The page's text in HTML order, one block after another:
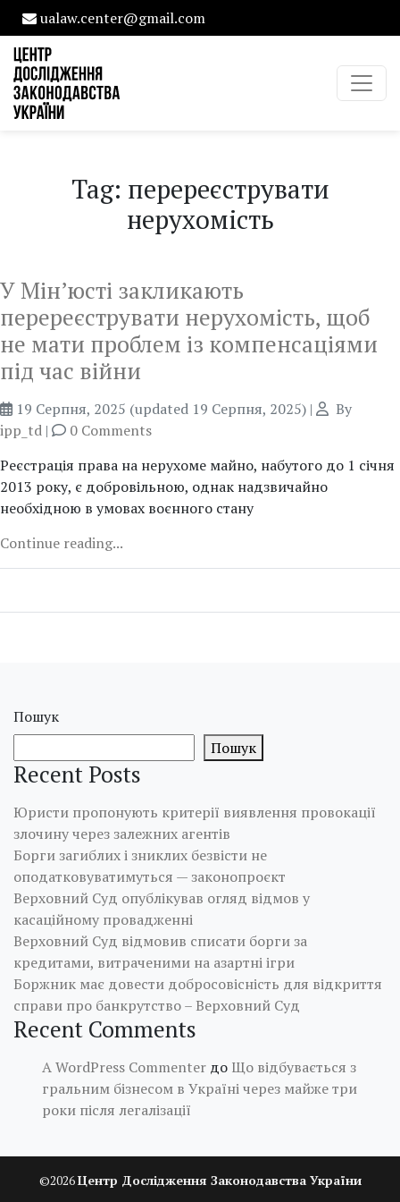
ualaw.center@gmail.com
Tag: перереєструвати
нерухомість
У Мін’юсті закликають
перереєструвати нерухомість, щоб
не мати проблем із компенсаціями
під час війни
19 Серпня, 2025 (updated 19 Серпня, 2025) |
By
ipp_td |
0 Comments
Реєстрація права на нерухоме майно, набутого до 1 січня
2013 року, є добровільною, однак надзвичайно
необхідною в умовах воєнного стану
Continue reading...
Пошук
Пошук
Recent Posts
Юристи пропонують критерії виявлення провокації
злочину через залежних агентів
Борги загиблих і зниклих безвісти не
оподатковуватимуться — законопроєкт
Верховний Суд опублікував огляд відмов у
касаційному провадженні
Верховний Суд відмовив списати борги за
кредитами, витраченими на азартні ігри
Боржник має довести добросовісність для відкриття
справи про банкрутство – Верховний Суд
Recent Comments
A WordPress Commenter до Що відбувається з
гральним бізнесом в Україні через майже три
роки після легалізації
©2026Центр Дослідження Законодавства України